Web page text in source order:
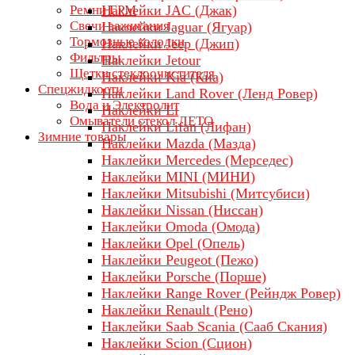
Ремни ГРМ
Свечи зажигания
Тормозные колодки
Фильтры
Щетки стеклоочистителя
Спецжидкости
Вода и Электролит
Омыватели стекол ЛЕТО
Зимние товары
Наклейки JAC (Джак)
Наклейки Jaguar (Ягуар)
Наклейки Jeep (Джип)
Наклейки Jetour
Наклейки Kia (Киа)
Наклейки Land Rover (Ленд Ровер)
Наклейки Li
Наклейки Lifan (Лифан)
Наклейки Mazda (Мазда)
Наклейки Mercedes (Мерседес)
Наклейки MINI (МИНИ)
Наклейки Mitsubishi (Митсубиси)
Наклейки Nissan (Ниссан)
Наклейки Omoda (Омода)
Наклейки Opel (Опель)
Наклейки Peugeot (Пежо)
Наклейки Porsche (Порше)
Наклейки Range Rover (Рейндж Ровер)
Наклейки Renault (Рено)
Наклейки Saab Scania (Сааб Скания)
Наклейки Scion (Сцион)